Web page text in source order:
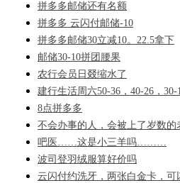
拼多多邮储还有名额
拼多多 云闪付邮储-10
拼多多邮储30立减10。22.5拿下
邮储30-10拼团腰果
农行会员日叕缩水了
建行生活周六50-36，40-26，30-
8点拼多多
不会办事的人，会被上了岁数的
吧医……这是小三羊吗………
波司登羽绒服算好价吗
云闪付约洗牙，两张白金卡，可